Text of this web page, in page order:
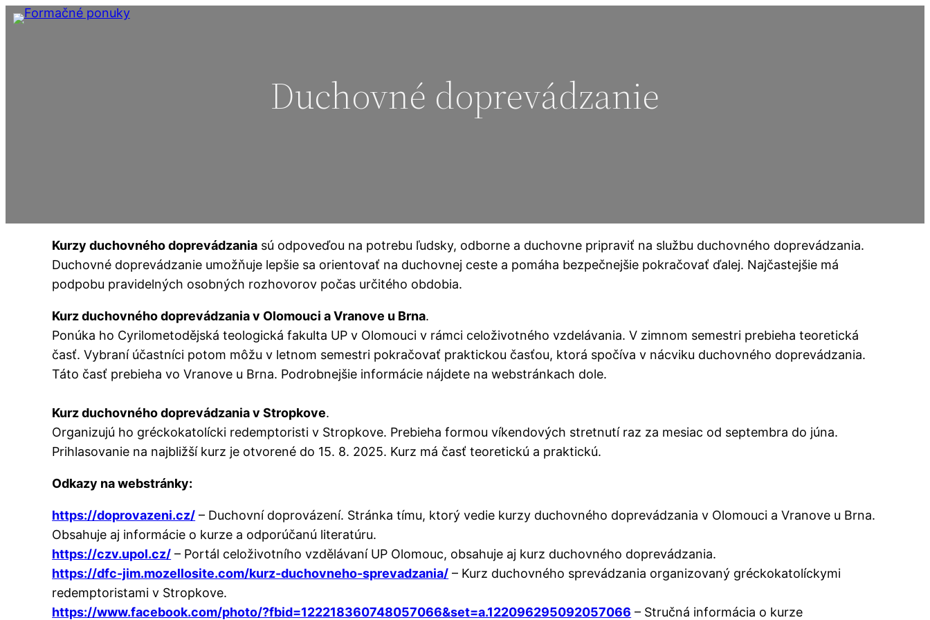
Duchovné doprevádzanie
Kurzy duchovného doprevádzania sú odpoveďou na potrebu ľudsky, odborne a duchovne pripraviť na službu duchovného doprevádzania.
Duchovné doprevádzanie umožňuje lepšie sa orientovať na duchovnej ceste a pomáha bezpečnejšie pokračovať ďalej. Najčastejšie má
podpobu pravidelných osobných rozhovorov počas určitého obdobia.
Kurz duchovného doprevádzania v Olomouci a Vranove u Brna.
Ponúka ho Cyrilometodějská teologická fakulta UP v Olomouci v rámci celoživotného vzdelávania. V zimnom semestri prebieha teoretická
časť. Vybraní účastníci potom môžu v letnom semestri pokračovať praktickou časťou, ktorá spočíva v nácviku duchovného doprevádzania.
Táto časť prebieha vo Vranove u Brna. Podrobnejšie informácie nájdete na webstránkach dole.
Kurz duchovného doprevádzania v Stropkove.
Organizujú ho gréckokatolícki redemptoristi v Stropkove. Prebieha formou víkendových stretnutí raz za mesiac od septembra do júna.
Prihlasovanie na najbližší kurz je otvorené do 15. 8. 2025. Kurz má časť teoretickú a praktickú.
Odkazy na webstránky:
https://doprovazeni.cz/ – Duchovní doprovázení. Stránka tímu, ktorý vedie kurzy duchovného doprevádzania v Olomouci a Vranove u Brna.
Obsahuje aj informácie o kurze a odporúčanú literatúru.
https://czv.upol.cz/ – Portál celoživotního vzdělávaní UP Olomouc, obsahuje aj kurz duchovného doprevádzania.
https://dfc-jim.mozellosite.com/kurz-duchovneho-sprevadzania/ – Kurz duchovného sprevádzania organizovaný gréckokatolíckymi
redemptoristami v Stropkove.
https://www.facebook.com/photo/?fbid=122218360748057066&set=a.122096295092057066 – Stručná informácia o kurze